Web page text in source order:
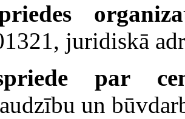
juridiskā
par
un